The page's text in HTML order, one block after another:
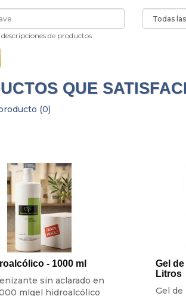
de productos
QUE
(0)
- 1000 ml
sin aclarado en
mlgel hidroalcólico
Gel
Litros
Gel de